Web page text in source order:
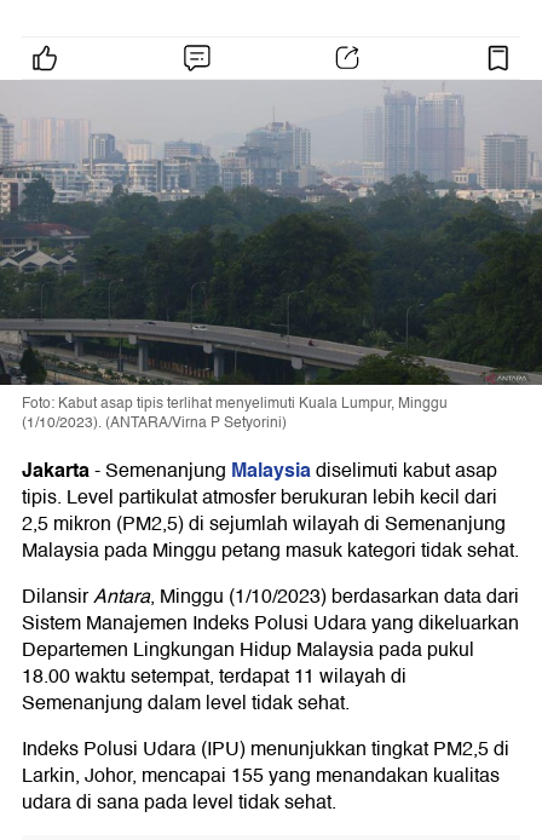
Foto: Kabut asap tipis terlihat menyelimuti Kuala Lumpur, Minggu
(1/10/2023). (ANTARA/Virna P Setyorini)
Jakarta-Semenanjung Malaysiadiselimuti kabut asap
tipis. Level partikulat atmosfer berukuran lebih kecil dari
2,5 mikron (PM2,5) di sejumlah wilayah di Semenanjung
Malaysia pada Minggu petang masuk kategori tidak sehat.
DilansirAntara, Minggu (1/10/2023) berdasarkan data dari
Sistem Manajemen Indeks Polusi Udara yang dikeluarkan
Departemen Lingkungan Hidup Malaysia pada pukul
18.00 waktu setempat, terdapat 11 wilayah di
Semenanjung dalam level tidak sehat.
Indeks Polusi Udara (IPU) menunjukkan tingkat PM2,5 di
Larkin, Johor, mencapai 155 yang menandakan kualitas
udara di sana pada level tidak sehat.